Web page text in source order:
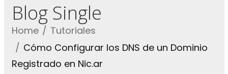
Blog Single
Home
Tutoriales
Cómo Configurar los DNS de un Dominio
Registrado en Nic.ar